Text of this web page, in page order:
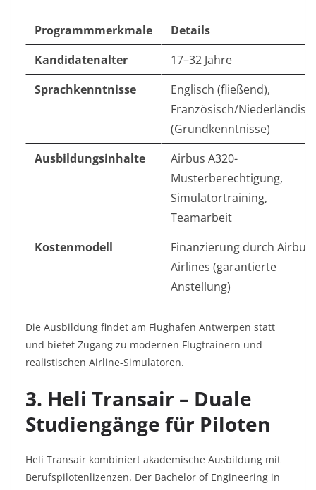
Programmmerkmale
Details
Kandidatenalter
17–32 Jahre
Sprachkenntnisse
Englisch (fließend),
Französisch/
(Grundkenntnisse)
Ausbildungsinhalte
Airbus A320-
Musterberechtigung,
Simulatortraining,
Teamarbeit
Kostenmodell
Finanzierung durch Airbus
Airlines (garantierte
Anstellung)
Die Ausbildung findet am Flughafen Antwerpen statt
und bietet Zugang zu modernen Flugtrainern und
realistischen Airline-Simulatoren.
3. Heli Transair – Duale
Studiengänge für Piloten
Heli Transair kombiniert akademische Ausbildung mit
Berufspilotenlizenzen. Der Bachelor of Engineering in